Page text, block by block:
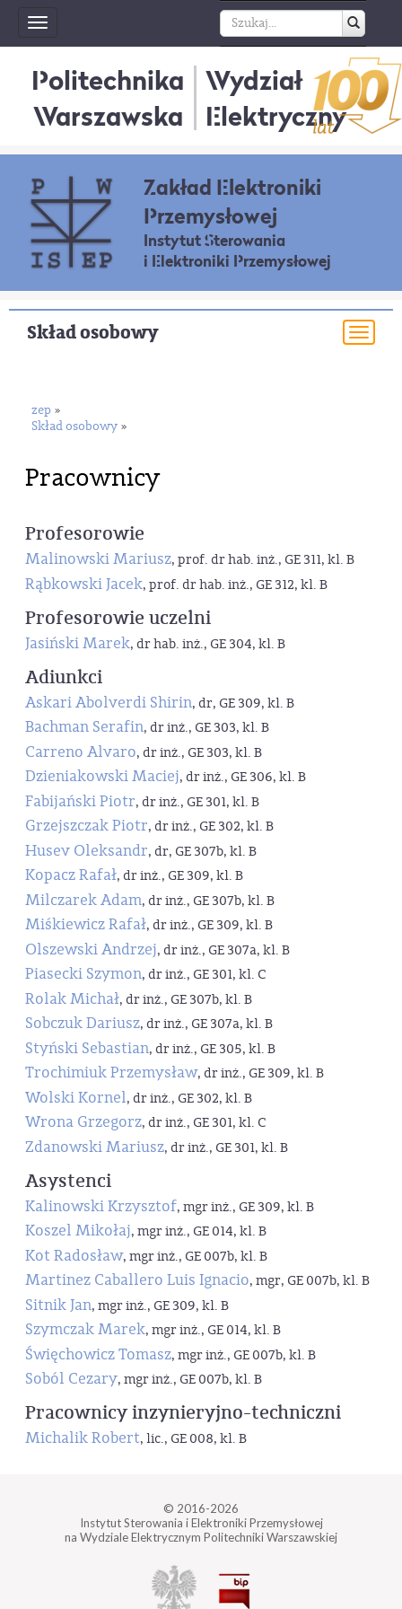
Toggle
navigation
Politechnika
Warszawska
Wydział
Elektryczny
Zakład Elektroniki
Przemysłowej
Instytut Sterowania
i Elektroniki Przemysłowej
Skład osobowy
zep »
Skład osobowy »
Pracownicy
Profesorowie
Malinowski Mariusz, prof. dr hab. inż., GE 311, kl. B
Rąbkowski Jacek, prof. dr hab. inż., GE 312, kl. B
Profesorowie uczelni
Jasiński Marek, dr hab. inż., GE 304, kl. B
Adiunkci
Askari Abolverdi Shirin, dr, GE 309, kl. B
Bachman Serafin, dr inż., GE 303, kl. B
Carreno Alvaro, dr inż., GE 303, kl. B
Dzieniakowski Maciej, dr inż., GE 306, kl. B
Fabijański Piotr, dr inż., GE 301, kl. B
Grzejszczak Piotr, dr inż., GE 302, kl. B
Husev Oleksandr, dr, GE 307b, kl. B
Kopacz Rafał, dr inż., GE 309, kl. B
Milczarek Adam, dr inż., GE 307b, kl. B
Miśkiewicz Rafał, dr inż., GE 309, kl. B
Olszewski Andrzej, dr inż., GE 307a, kl. B
Piasecki Szymon, dr inż., GE 301, kl. C
Rolak Michał, dr inż., GE 307b, kl. B
Sobczuk Dariusz, dr inż., GE 307a, kl. B
Styński Sebastian, dr inż., GE 305, kl. B
Trochimiuk Przemysław, dr inż., GE 309, kl. B
Wolski Kornel, dr inż., GE 302, kl. B
Wrona Grzegorz, dr inż., GE 301, kl. C
Zdanowski Mariusz, dr inż., GE 301, kl. B
Asystenci
Kalinowski Krzysztof, mgr inż., GE 309, kl. B
Koszel Mikołaj, mgr inż., GE 014, kl. B
Kot Radosław, mgr inż., GE 007b, kl. B
Martinez Caballero Luis Ignacio, mgr, GE 007b, kl. B
Sitnik Jan, mgr inż., GE 309, kl. B
Szymczak Marek, mgr inż., GE 014, kl. B
Święchowicz Tomasz, mgr inż., GE 007b, kl. B
Soból Cezary, mgr inż., GE 007b, kl. B
Pracownicy inzynieryjno-techniczni
Michalik Robert, lic., GE 008, kl. B
© 2016-2026
Instytut Sterowania i Elektroniki Przemysłowej
na Wydziale Elektrycznym Politechniki Warszawskiej